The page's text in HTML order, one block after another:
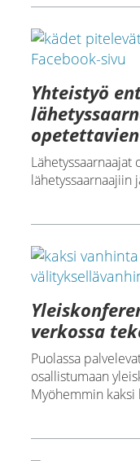
Yhteistyö
Lähetyssaarnaajat
lähetyssaarnaajiin
verkossa
Puolassa
osallistumaan
Myöhemmin kaksi